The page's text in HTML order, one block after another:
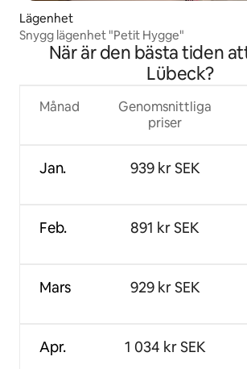
Lägenhet
Snygg lägenhet "Petit Hygge"
När är den bästa tiden
Lübeck?
Månad
Jan.
Feb.
Mars
Apr.
Genomsnittliga
priser
939 kr SEK
891 kr SEK
929 kr SEK
1 034 kr SEK